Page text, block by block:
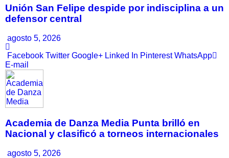
Unión San Felipe despide por indisciplina a un
defensor central
agosto 5, 2026
Facebook Twitter Google+ Linked In Pinterest WhatsApp
E-mail
Academia de Danza Media Punta brilló en
Nacional y clasificó a torneos internacionales
agosto 5, 2026